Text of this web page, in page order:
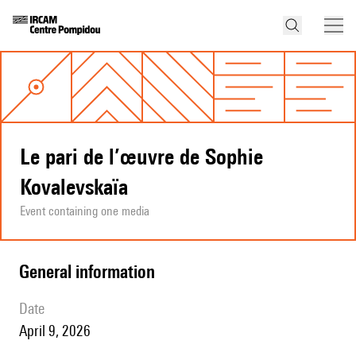
Le pari de l’œuvre de Sophie
Kovalevskaïa
Event containing one media
general information
date
April 9, 2026